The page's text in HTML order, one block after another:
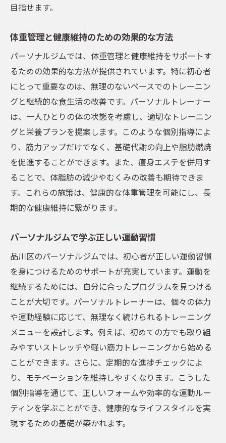
目指せます。
体重管理と健康維持のための効果的な方法
パーソナルジムでは、体重管理と健康維持をサポートす
るための効果的な方法が提供されています。特に初心者
にとって重要なのは、無理のないペースでのトレーニン
グと継続的な食生活の改善です。パーソナルトレーナー
は、一人ひとりの体の状態を考慮し、適切なトレーニン
グと栄養プランを提案します。このような個別指導によ
り、筋力アップだけでなく、基礎代謝の向上や脂肪燃焼
を促進することができます。また、痩身エステを併用す
ることで、体脂肪の減少やむくみの改善も期待できま
す。これらの施策は、健康的な体重管理を可能にし、長
期的な健康維持に繋がります。
パーソナルジムで学ぶ正しい運動習慣
品川区のパーソナルジムでは、初心者が正しい運動習慣
を身につけるためのサポートが充実しています。運動を
継続するためには、自分に合ったプログラムを見つける
ことが大切です。パーソナルトレーナーは、個々の体力
や運動経験に応じて、無理なく続けられるトレーニング
メニューを設計します。例えば、初めての方でも取り組
みやすいストレッチや軽い筋力トレーニングから始める
ことができます。さらに、定期的な進捗チェックによ
り、モチベーションを維持しやすくなります。こうした
個別指導を通じて、正しいフォームや効率的な運動ルー
ティンを学ぶことができ、健康的なライフスタイルを実
現するための基礎が築かれます。